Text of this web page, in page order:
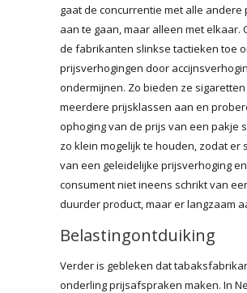
gaat de concurrentie met alle andere
aan te gaan, maar alleen met elkaar.
de fabrikanten slinkse tactieken toe
prijsverhogingen door
ondermijnen. Zo bieden ze sigaretten
meerdere prijsklassen aan en
ophoging van de prijs van een pakje
zo klein mogelijk te houden, zodat er
van een geleidelijke prijsverhoging
consument niet ineens schrikt van
duurder product, maar er langzaam
Belastingontduiking
Verder is gebleken dat
onderling prijsafspraken maken. In